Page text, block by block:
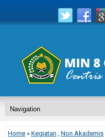
Home » Kegiatan , Non Akademis